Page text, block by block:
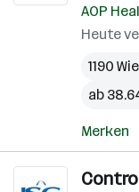
AOP
Heute
1190
ab
Merken